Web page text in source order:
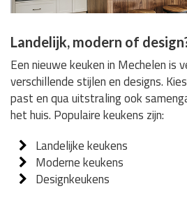
Landelijk, modern of
Een nieuwe keuken in Mechelen is
verschillende stijlen en designs.
past en qua uitstraling ook
het huis. Populaire keukens zijn:
Landelijke keukens
Moderne keukens
Designkeukens